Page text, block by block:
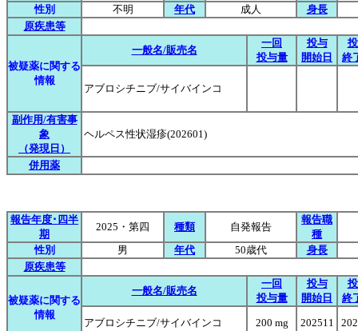
性別
不明 年代 成人
身長
原疾患等
被疑薬に関する
情報
一般名/販売名
一回
投与量
投与
開始日
終
アブロシチニブ/サイバインコ
副作用/有害事
象
（発現日）
ヘルペス性状湿疹(202601)
併用薬
報告年度･四半
期
2025・第四 種類 自発報告
報告職
種
性別
男 年代 50歳代
身長
原疾患等
被疑薬に関する
情報
一般名/販売名
一回
投与量
投与
開始日
終
アブロシチニブ/サイバインコ 200 mg 202511